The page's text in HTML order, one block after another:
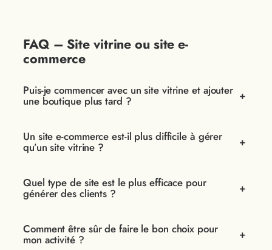
FAQ – Site vitrine ou site e-
commerce
Puis-je commencer avec un site vitrine et ajouter
une boutique plus tard ? +
Un site e-commerce est-il plus difficile à gérer
qu’un site vitrine ? +
Quel type de site est le plus efficace pour
générer des clients ? +
Comment être sûr de faire le bon choix pour
mon activité ? +